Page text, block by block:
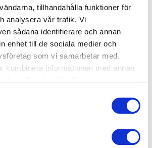
tillhandahålla funktioner för
analysera vår trafik. Vi
sådana identifierare och annan
enhet till de sociala medier och
som vi samarbetar med.
kombinera informationen med annan
Training - för ditt
training ger engagerade
inspiration och verktyg att ta din
vi peppar och motiverar varandra.